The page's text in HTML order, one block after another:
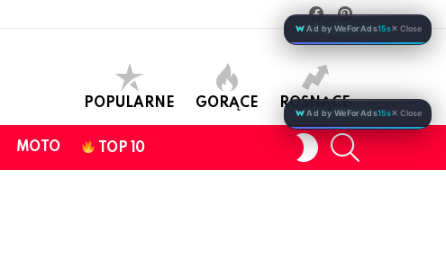
facebook
POPULARNE GORĄCE ROSNĄCE
MOTO TOP 10
SWITCH
SKIN
Ad by WeForAds15s✕ Close
Ad by WeForAds15s✕ Close